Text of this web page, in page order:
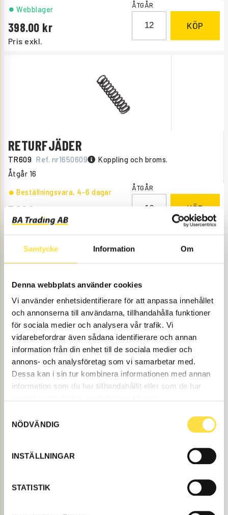
Samtycke Information Om
Denna webbplats använder cookies
Vi använder enhetsidentifierare för att anpassa innehållet
och annonserna till användarna, tillhandahålla funktioner
för sociala medier och analysera vår trafik. Vi
vidarebefordrar även sådana identifierare och annan
information från din enhet till de sociala medier och
annons- och analysföretag som vi samarbetar med.
Dessa kan i sin tur kombinera informationen med annan
information som du har tillhandahållit eller som de har
NÖDVÄNDIG
INSTÄLLNINGAR
STATISTIK
Pris exkl.
398.00
Webblager ÅTGÅR
KÖP
RETURFJÄDER
TR609 Ref. nr1650609 Koppling och broms.
Åtgår 16
Pris exkl.
7.00
Beställningsvara, 4-6 dagar ÅTGÅR
KÖP
SIL
TR301 Ref. nr1656301
812.00
Webblager ÅTGÅR
KÖP
FILTERPATRON